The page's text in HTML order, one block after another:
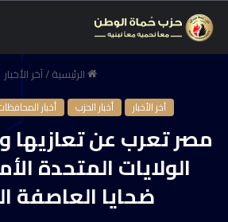
الرئيسية/آخر الأخبار
آخر الأخبار أخبار الحزب أخبار
مصر تعرب عن تعازيها
الولايات المتحدة
ضحايا العاصفة